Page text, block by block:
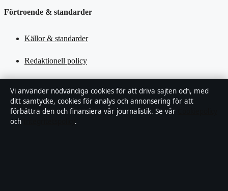
Förtroende & standarder
Källor & standarder
Redaktionell policy
Tillgänglighetsredogörelse
Vi använder nödvändiga cookies för att driva sajten och, med
ditt samtycke, cookies för analys och annonsering för att
förbättra den och finansiera vår journalistik. Se vår
och
.